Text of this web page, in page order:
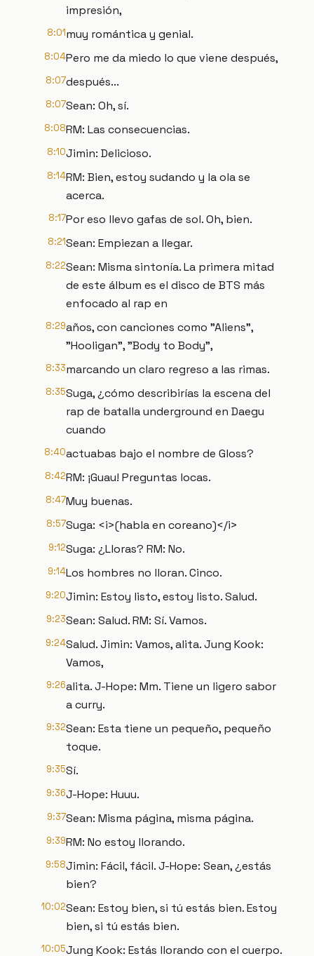
impresión,
8:01muy romántica y genial.
8:04Pero me da miedo lo que viene después,
8:07después...
8:07Sean: Oh, sí.
8:08RM: Las consecuencias.
8:10Jimin: Delicioso.
8:14RM: Bien, estoy sudando y la ola se
acerca.
8:17Por eso llevo gafas de sol. Oh, bien.
8:21Sean: Empiezan a llegar.
8:22Sean: Misma sintonía. La primera mitad
de este álbum es el disco de BTS más
enfocado al rap en
8:29años, con canciones como "Aliens",
"Hooligan", "Body to Body",
8:33marcando un claro regreso a las rimas.
8:35Suga, ¿cómo describirías la escena del
rap de batalla underground en Daegu
cuando
8:40actuabas bajo el nombre de Gloss?
8:42RM: ¡Guau! Preguntas locas.
8:47Muy buenas.
8:57Suga: <i>(habla en coreano)</i>
9:12Suga: ¿Lloras? RM: No.
9:14Los hombres no lloran. Cinco.
9:20Jimin: Estoy listo, estoy listo. Salud.
9:23Sean: Salud. RM: Sí. Vamos.
9:24Salud. Jimin: Vamos, alita. Jung Kook:
Vamos,
9:26alita. J-Hope: Mm. Tiene un ligero sabor
a curry.
9:32Sean: Esta tiene un pequeño, pequeño
toque.
9:35Sí.
9:36J-Hope: Huuu.
9:37Sean: Misma página, misma página.
9:39RM: No estoy llorando.
9:58Jimin: Fácil, fácil. J-Hope: Sean, ¿estás
bien?
10:02Sean: Estoy bien, si tú estás bien. Estoy
bien, si tú estás bien.
10:05Jung Kook: Estás llorando con el cuerpo.